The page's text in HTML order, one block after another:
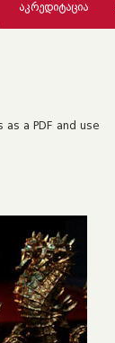
ᲐᲙᲠᲔᲓᲘᲢᲐᲪᲘᲐ
a PDF and use